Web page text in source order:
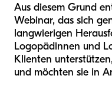
Aus diesem Grund
Webinar, das sich
langwierigen
Logopädinnen und
Klienten
und möchten sie in